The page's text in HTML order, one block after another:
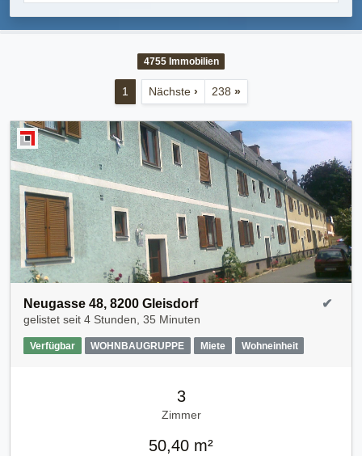
4755Immobilien
1 Nächste › 238 »
Neugasse 48, 8200 Gleisdorf
gelistet seit 4 Stunden, 35 Minuten
Verfügbar WOHNBAUGRUPPE Miete Wohneinheit
✔
3
Zimmer
50,40 m²